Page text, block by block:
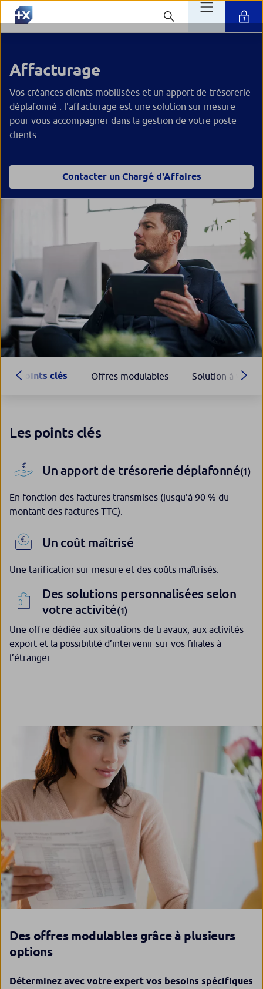
Affacturage
Vos créances clients mobilisées et un apport de trésorerie
déplafonné : l'affacturage est une solution sur mesure
pour vous accompagner dans la gestion de votre poste
clients.
Contacter un Chargé d'Affaires
Points clés Offres modulables Solution à vos
Les points clés
Un apport de trésorerie déplafonné(1)
En fonction des factures transmises (jusqu’à 90 % du
montant des factures TTC).
Un coût maîtrisé
Une tarification sur mesure et des coûts maîtrisés.
Des solutions personnalisées selon
votre activité(1)
Une offre dédiée aux situations de travaux, aux activités
export et la possibilité d’intervenir sur vos filiales à
l’étranger.
Des offres modulables grâce à plusieurs
options
Déterminez avec votre expert vos besoins spécifiques